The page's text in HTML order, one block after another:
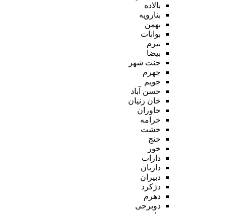
بالاده
بنارویه
بهمن
بوانات
بیرم
بیضا
جنت شهر
جهرم
جویم
حسن آباد
خان زنیان
خاوران
خرامه
خشت
خنج
خور
داراب
داریان
دبیران
دژکرد
دهرم
دوبرجی